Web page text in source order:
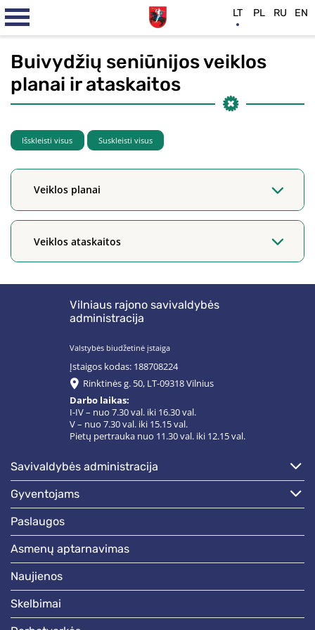
Buivydžių seniūnijos veiklos
planai ir ataskaitos
Išskleisti visus Suskleisti visus
Veiklos planai
Veiklos ataskaitos
Vilniaus rajono savivaldybės
administracija
Valstybės biudžetinė įstaiga
Įstaigos kodas: 188708224
Rinktinės g. 50, LT-09318 Vilnius
Darbo laikas:
I-IV – nuo 7.30 val. iki 16.30 val.
V – nuo 7.30 val. iki 15.15 val.
Pietų pertrauka nuo 11.30 val. iki 12.15 val.
savivaldybės administracija
gyventojams
paslaugos
asmenų aptarnavimas
naujienos
skelbimai
LT PL RU EN